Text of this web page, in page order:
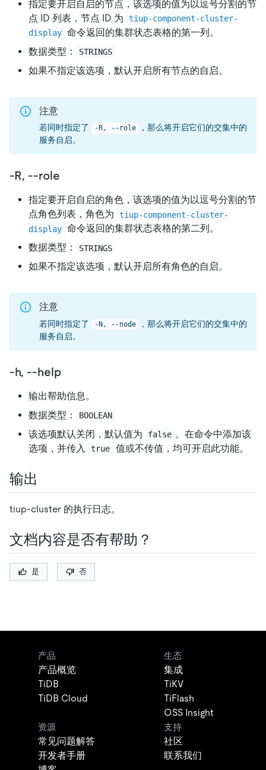
指定要开启自启的节点，该选项的值为以逗号分割的节
点 ID 列表，节点 ID 为
tiup-component-cluster-
display 命令返回的集群状态表格的第一列。
数据类型：
STRINGS
如果不指定该选项，默认开启所有节点的自启。
注意
若同时指定了 -R, --role
，那么将开启它们的交集中的
服务自启。
-R, --role
指定要开启自启的角色，该选项的值为以逗号分割的节
点角色列表，角色为
tiup-component-cluster-
display 命令返回的集群状态表格的第二列。
数据类型：
STRINGS
如果不指定该选项，默认开启所有角色的自启。
注意
若同时指定了 -N, --node
，那么将开启它们的交集中的
服务自启。
-h, --help
输出帮助信息。
数据类型：
BOOLEAN
该选项默认关闭，默认值为 false 。在命令中添加该
选项，并传入
true 值或不传值，均可开启此功能。
输出
tiup-cluster 的执行日志。
文档内容是否有帮助？
是 否
产品
产品概览
TiDB
TiDB Cloud
生态
集成
TiKV
TiFlash
OSS Insight
资源
常见问题解答
开发者手册
支持
社区
联系我们